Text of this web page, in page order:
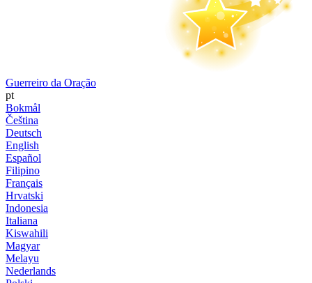
Guerreiro da Oração
pt
Bokmål
Čeština
Deutsch
English
Español
Filipino
Français
Hrvatski
Indonesia
Italiana
Kiswahili
Magyar
Melayu
Nederlands